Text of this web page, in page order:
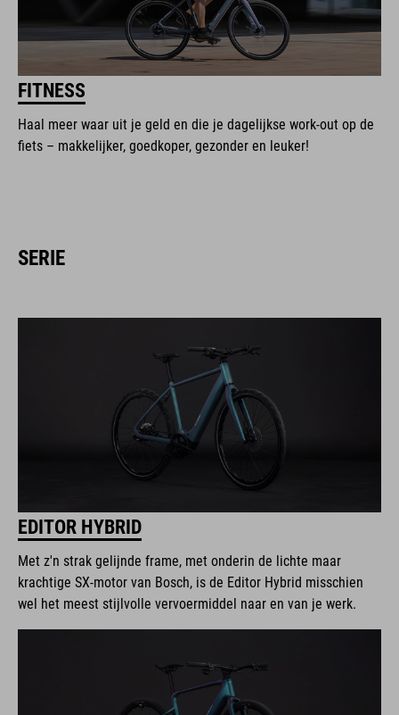
FITNESS
Haal meer waar uit je geld en die je dagelijkse work-out op de
fiets – makkelijker, goedkoper, gezonder en leuker!
SERIE
EDITOR HYBRID
Met z'n strak gelijnde frame, met onderin de lichte maar
krachtige SX-motor van Bosch, is de Editor Hybrid misschien
wel het meest stijlvolle vervoermiddel naar en van je werk.